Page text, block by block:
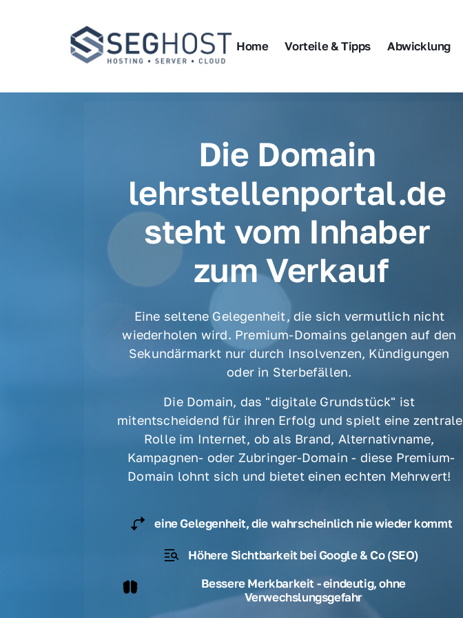
Home Vorteile & Tipps Abwicklung
Die Domain
lehrstellenportal.de
steht vom Inhaber
zum Verkauf
Eine seltene Gelegenheit, die sich vermutlich nicht
wiederholen wird. Premium-Domains gelangen auf den
Sekundärmarkt nur durch Insolvenzen, Kündigungen
oder in Sterbefällen.
Die Domain, das "digitale Grundstück" ist
mitentscheidend für ihren Erfolg und spielt eine zentrale
Rolle im Internet, ob als Brand, Alternativname,
Kampagnen- oder Zubringer-Domain - diese Premium-
Domain lohnt sich und bietet einen echten Mehrwert!
eine Gelegenheit, die wahrscheinlich nie wieder kommt
Höhere Sichtbarkeit bei Google & Co (SEO)
Bessere Merkbarkeit - eindeutig, ohne
Verwechslungsgefahr